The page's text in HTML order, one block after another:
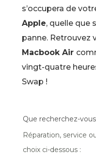
s’occupera de
Apple, quelle que
panne. Retrouvez
Macbook Air
vingt-quatre
Swap !
Que recherchez-vous
Réparation, service
choix ci-dessous :